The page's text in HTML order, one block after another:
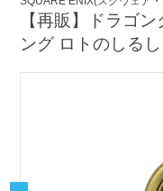
【再販】ドラゴ
ング ロトのしるし